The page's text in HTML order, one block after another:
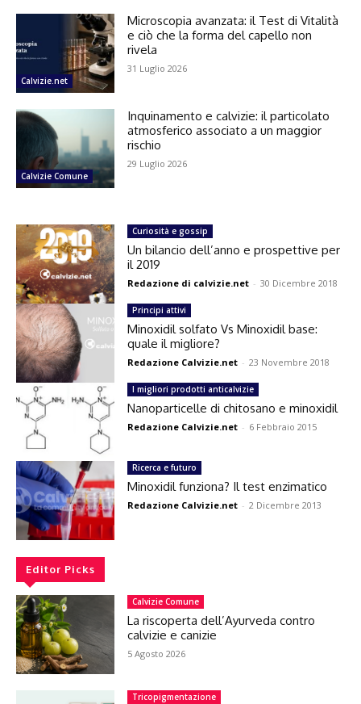
Calvizie.net
Microscopia avanzata: il Test di Vitalità
e ciò che la forma del capello non
rivela
31 Luglio 2026
Calvizie Comune
Inquinamento e calvizie: il particolato
atmosferico associato a un maggior
rischio
29 Luglio 2026
Curiosità e gossip
Un bilancio dell’anno e prospettive per
il 2019
Redazione di calvizie.net - 30 Dicembre 2018
Principi attivi
Minoxidil solfato Vs Minoxidil base:
quale il migliore?
Redazione Calvizie.net - 23 Novembre 2018
I migliori prodotti anticalvizie
Nanoparticelle di chitosano e minoxidil
Redazione Calvizie.net - 6 Febbraio 2015
Ricerca e futuro
Minoxidil funziona? Il test enzimatico
Redazione Calvizie.net - 2 Dicembre 2013
Editor Picks
Calvizie Comune
La riscoperta dell’Ayurveda contro
calvizie e canizie
5 Agosto 2026
Tricopigmentazione